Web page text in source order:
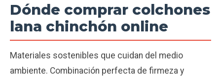
Dónde comprar colchones
lana chinchón online
Materiales sostenibles que cuidan del medio
ambiente. Combinación perfecta de firmeza y